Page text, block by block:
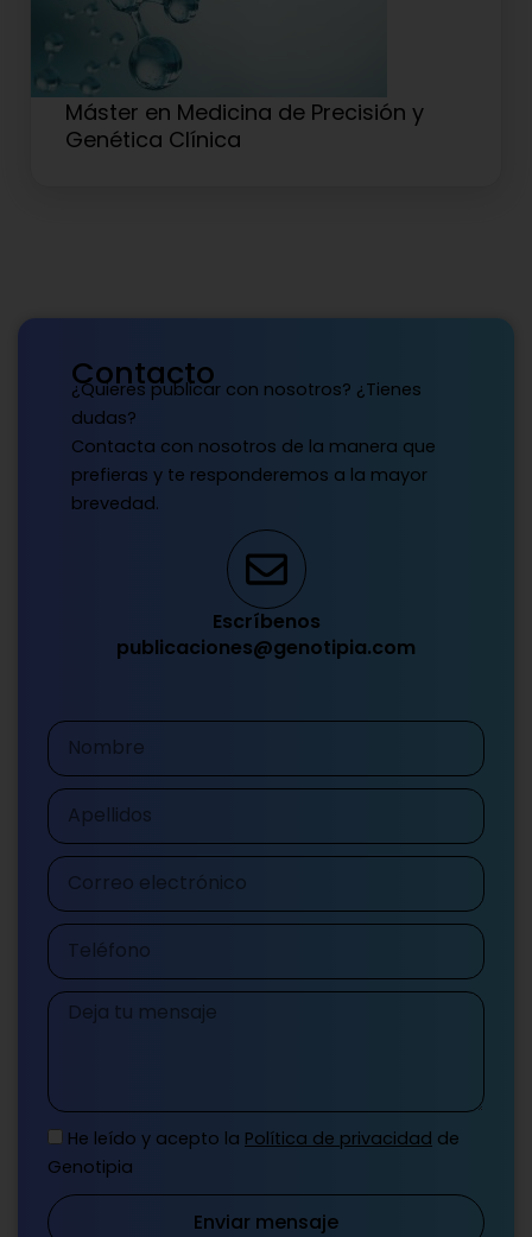
Máster en Medicina de Precisión y
Genética Clínica
Contacto
¿Quieres publicar con nosotros? ¿Tienes
dudas?
Contacta con nosotros de la manera que
prefieras y te responderemos a la mayor
brevedad.
Escríbenos
publicaciones@genotipia.com
Nombre
Apellidos
Correo
electrónico
Teléfono
Mensaje
He leído y acepto la Política de privacidad de
Genotipia
Enviar mensaje